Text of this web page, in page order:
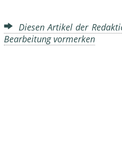
Diesen Artikel der
Bearbeitung vormerken